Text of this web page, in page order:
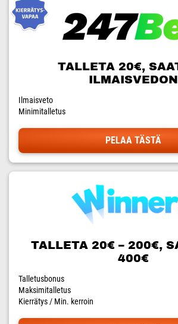
TALLETA 20€,
ILMAISVEDON
Ilmaisveto
Minimitalletus
PELAA TÄSTÄ
TALLETA 20€ – 200€,
400€
Talletusbonus
Maksimitalletus
Kierrätys / Min. kerroin